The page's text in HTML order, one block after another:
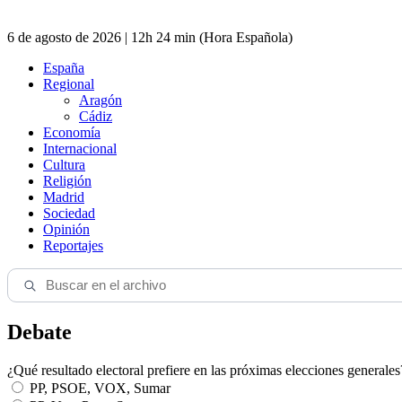
6 de agosto de 2026 | 12h 24 min (Hora Española)
España
Regional
Aragón
Cádiz
Economía
Internacional
Cultura
Religión
Madrid
Sociedad
Opinión
Reportajes
Debate
¿Qué resultado electoral prefiere en las próximas elecciones
PP, PSOE, VOX, Sumar